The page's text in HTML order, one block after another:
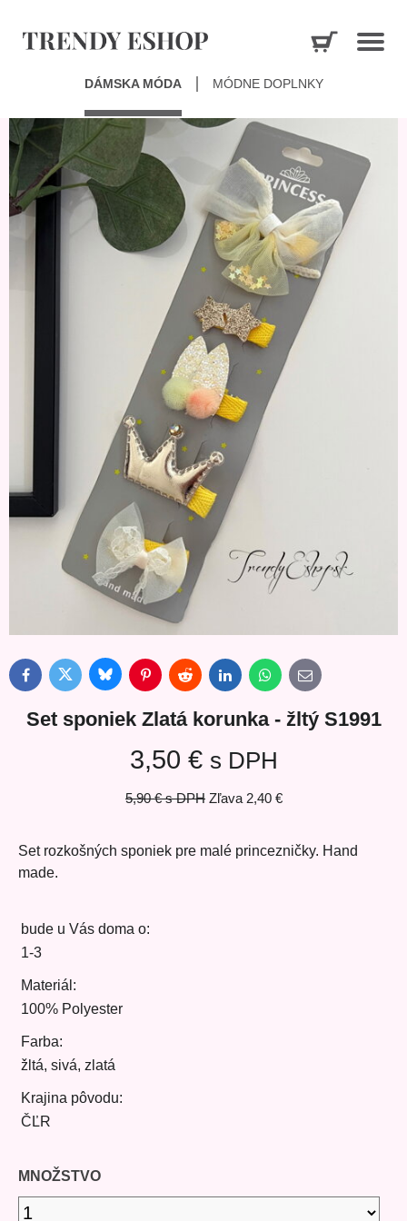
DÁMSKA MÓDA MÓDNE DOPLNKY
FacebookTwitter BlueskyPinterestReddit LinkedInWhatsApp
E-
mail
Set sponiek Zlatá korunka - žltý S1991
3,50 € s DPH
5,90 € s DPH Zľava 2,40 €
Set rozkošných sponiek pre malé princezničky. Hand
made.
bude u Vás doma o:
1-3
Materiál:
100% Polyester
Farba:
žltá, sivá, zlatá
Krajina pôvodu:
ČĽR
MNOŽSTVO